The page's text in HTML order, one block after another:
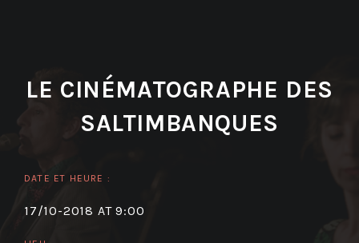
LE CINÉMATOGRAPHE DES
SALTIMBANQUES
DATE ET HEURE :
17/10-2018 AT 9:00